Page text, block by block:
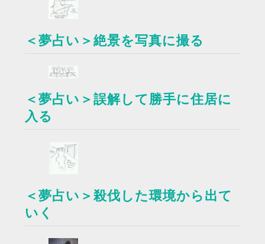
＜夢占い＞絶景を写真に撮る
＜夢占い＞誤解して勝手に住居に
入る
＜夢占い＞殺伐した環境から出て
いく